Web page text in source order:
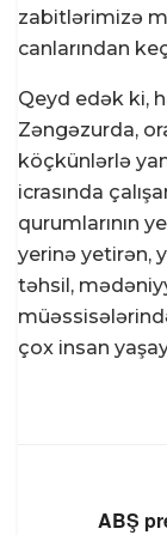
zabitlərimizə
canlarından
Qeyd edək ki,
Zəngəzurda,
köçkünlərlə
icrasında
qurumlarının
yerinə yetirən,
təhsil,
çox insan
ABŞ